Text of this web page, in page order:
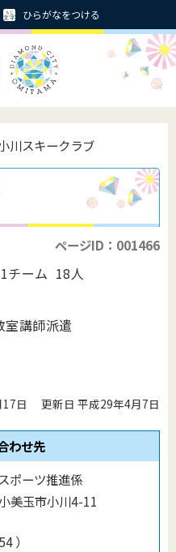
ひらがなをつける
川スキークラブ
ページID：001466
チーム 18人
室講師派遣
日 更新日 平成29年4月7日
わせ先
ポーツ推進係
美玉市小川4-11
）